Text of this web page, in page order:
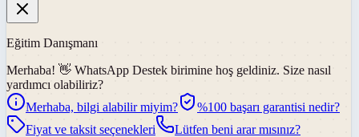
Eğitim Danışmanı
Merhaba! 👋 WhatsApp Destek birimine hoş geldiniz. Size nasıl
yardımcı olabiliriz?
Merhaba, bilgi alabilir miyim?
%100 başarı garantisi nedir?
Fiyat ve taksit seçenekleri
Lütfen beni arar mısınız?